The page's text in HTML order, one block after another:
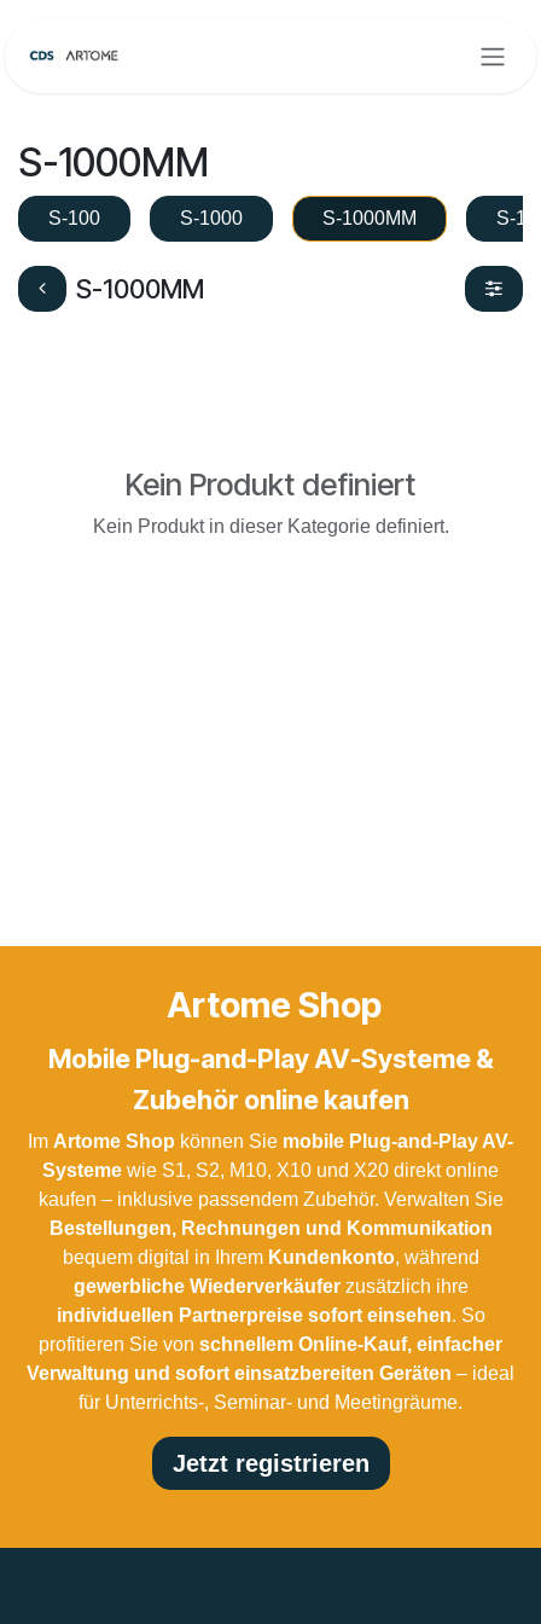
S-1000MM
S-100 S-1000 S-1000MM S-
S-1000MM
Kein Produkt definiert
Kein Produkt in dieser Kategorie definiert.
Artome Shop
Mobile Plug-and-Play AV-Systeme &
Zubehör online kaufen
Im Artome Shop können Sie mobile Plug-and-Play AV-
Systeme wie S1, S2, M10, X10 und X20 direkt online
kaufen – inklusive passendem Zubehör. Verwalten Sie
Bestellungen, Rechnungen und Kommunikation
bequem digital in Ihrem Kundenkonto, während
gewerbliche Wiederverkäuferzusätzlich ihre
individuellen Partnerpreise sofort einsehen. So
profitieren Sie von schnellem Online-Kauf, einfacher
Verwaltung und sofort einsatzbereiten Geräten – ideal
für Unterrichts-, Seminar- und Meetingräume.
Jetzt registrieren